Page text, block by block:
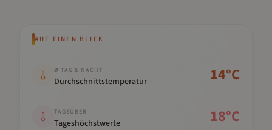
AUF EINEN BLICK
Ø TAG & NACHT
Durchschnittstemperatur 14°C
TAGSÜBER
Tageshöchstwerte 18°C